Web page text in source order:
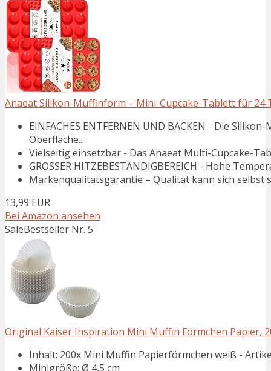
Anaeat Silikon-Muffinform – Mini-Cupcake-Tablett für 24
EINFACHES ENTFERNEN UND BACKEN - Die
Oberfläche...
Vielseitig einsetzbar - Das Anaeat Multi-Cupcake-
GROSSER HITZEBESTÄNDIGBEREICH - Hohe
Markenqualitätsgarantie – Qualität kann sich selbst
13,99 EUR
Bei Amazon ansehen
SaleBestseller Nr. 5
Original Kaiser Inspiration Mini Muffin Förmchen Papier,
Inhalt: 200x Mini Muffin Papierförmchen weiß -
Minigröße: Ø 4,5 cm